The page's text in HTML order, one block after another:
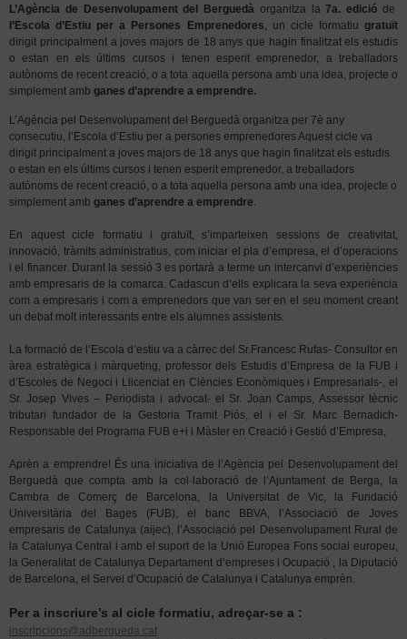
L’Agència de Desenvolupament del Berguedà organitza la 7a. edicióde
l’Escola d’Estiu per a Persones Emprenedores
un cicle formatiugratuït
dirigit principalment a joves majors de 18 anys que hagin finalitzat els estudis
o estan en els últims cursos i tenen esperit emprenedor, a treballadors
autònoms de recent creació, o a tota aquella persona amb una idea, projecte o
simplement amb ganes d’aprendre a emprendre.
L’Agència pel Desenvolupament del Berguedà organitza per 7è any
consecutiu, l’Escola d’Estiu per a persones emprenedores Aquest cicle va
dirigit principalment a joves majors de 18 anys que hagin finalitzat els estudis
o estan en els últims cursos i tenen esperit emprenedor, a treballadors
autònoms de recent creació, o a tota aquella persona amb una idea, projecte o
simplement amb ganes d’aprendre a emprendre.
En aquest cicle formatiu i gratuït, s’imparteixen sessions de creativitat,
innovació, tràmits administratius, com iniciar el pla d’empresa, el d’operacions
i el financer. Durant la sessió 3 es portarà a terme un intercanvi d’experiències
amb empresaris de la comarca. Cadascun d’ells explicara la seva experiència
com a empresaris i com a emprenedors que van ser en el seu moment creant
un debat molt interessants entre els alumnes assistents.
La formació de l’Escola d’estiu va a càrrec del Sr.Francesc Rufas- Consultor en
àrea estratègica i màrqueting, professor dels Estudis d’Empresa de la FUB i
d’Escoles de Negoci i Llicenciat en Ciències Econòmiques i Empresarials-, el
Sr. Josep Vives – Periodista i advocat- el Sr. Joan Camps, Assessor tècnic
tributari fundador de la Gestoria Tramit Piós, el i el Sr. Marc Bernadich-
Responsable del Programa FUB e+i i Màster en Creació i Gestió d’Empresa,
Aprèn a emprendre! És una iniciativa de l’Agència pel Desenvolupament del
Berguedà que compta amb la col·laboració de l’Ajuntament de Berga, la
Cambra de Comerç de Barcelona, la Universitat de Vic, la Fundació
Universitària del Bages (FUB), el banc BBVA, l’Associació de Joves
empresaris de Catalunya (aijec), l’Associació pel Desenvolupament Rural de
la Catalunya Central i amb el suport de la Unió Europea Fons social europeu,
la Generalitat de Catalunya Departament d’empreses i Ocupació , la Diputació
de Barcelona, el Servei d’Ocupació de Catalunya i Catalunya emprèn.
Per a inscriure’s al cicle formatiu, adreçar-se a :
inscripcions@adbergueda.cat